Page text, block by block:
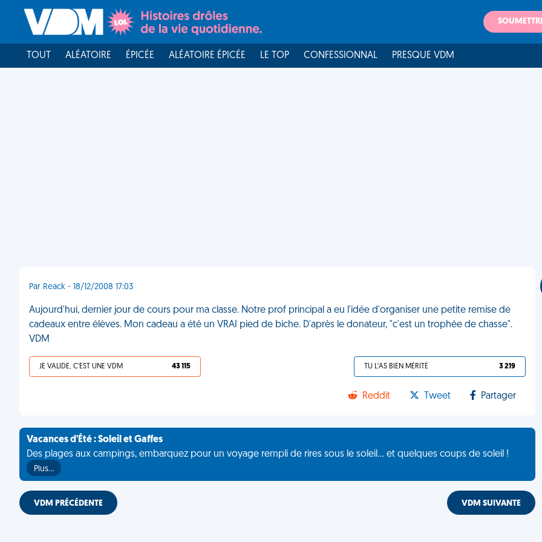
TOUT ALÉATOIRE ÉPICÉE ALÉATOIRE ÉPICÉE LE TOP CONFESSIONNAL PRESQUE VDM
Par Reack - 18/12/2008 17:03
Aujourd'hui, dernier jour de cours pour ma classe. Notre prof principal a eu l'idée d'organiser une petite remise de
cadeaux entre élèves. Mon cadeau a été un VRAI pied de biche. D'après le donateur, "c'est un trophée de chasse".
VDM
JE VALIDE, C'EST UNE VDM 43 115 TU L'AS BIEN MÉRITÉ 3 219
Reddit Tweet Partager
Vacances d'Été : Soleil et Gaffes
Des plages aux campings, embarquez pour un voyage rempli de rires sous le soleil... et quelques coups de soleil !
Plus…
VDM PRÉCÉDENTE VDM SUIVANTE